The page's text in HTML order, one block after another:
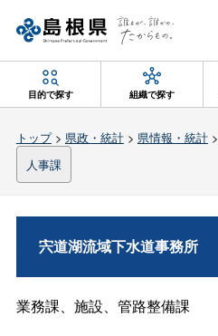
目的で探す 組織で探す
トップ> 県政・統計> 県情報・統計>
人事課
宍道湖流域下水道事務所
業務課、施設、管路整備課